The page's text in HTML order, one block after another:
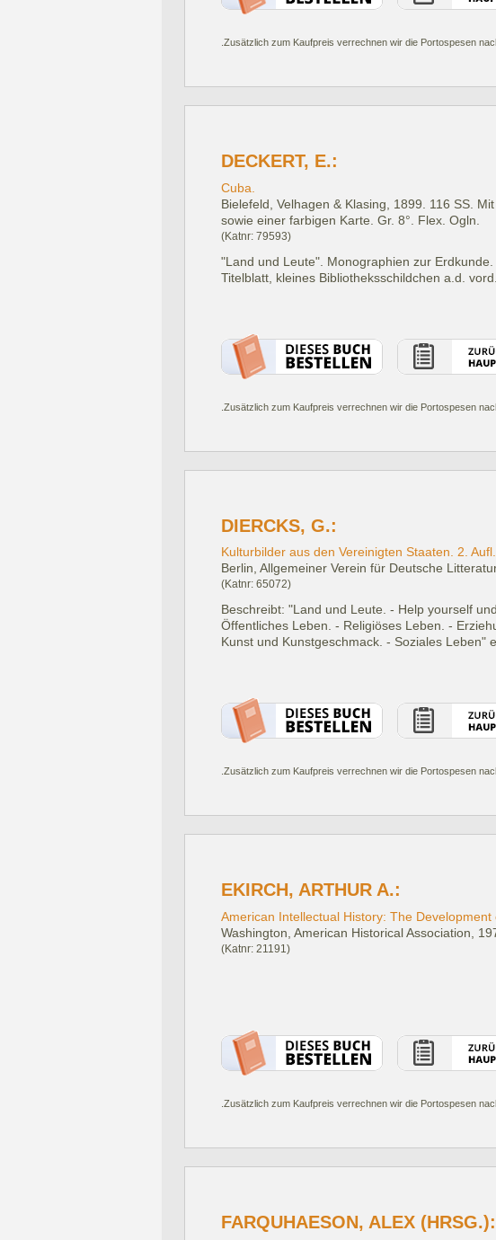
.Zusätzlich zum Kaufpreis verrechnen wir die Portospesen
DECKERT, E.:
Cuba.
Bielefeld, Velhagen & Klasing, 1899.
116 SS.
sowie einer farbigen Karte. Gr. 8°. Flex. Ogln.
(Katnr: 79593)
"Land und Leute". Monographien zur
Titelblatt, kleines Bibliotheksschildchen a.d.
.Zusätzlich zum Kaufpreis verrechnen wir die Portospesen
DIERCKS, G.:
Kulturbilder aus den Vereinigten Staaten. 2. Aufl.
Berlin, Allgemeiner Verein für Deutsche
(Katnr: 65072)
Beschreibt: "Land und Leute. - Help yourself
Öffentliches Leben. - Religiöses Leben. -
Kunst und Kunstgeschmack. - Soziales Leben"
.Zusätzlich zum Kaufpreis verrechnen wir die Portospesen
EKIRCH, ARTHUR A.:
American Intellectual History: The Development
Washington, American Historical Association,
(Katnr: 21191)
.Zusätzlich zum Kaufpreis verrechnen wir die Portospesen
FARQUHAESON, ALEX (HRSG.):